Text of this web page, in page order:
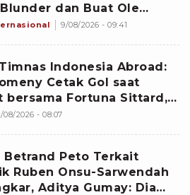
dan Buat Ole
Cetak Gol Debut di
9/08/2026 - 09:41
Indonesia Abroad:
Cetak Gol saat
bersama Fortuna Sittard,
Hubner Main Penuh
08/2026 - 08:07
Betrand Peto Terkait
Ruben Onsu-Sarwendah
Aditya Gumay: Dia